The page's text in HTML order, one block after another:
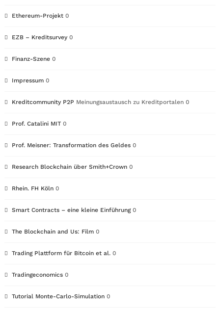
Ethereum-Projekt 0
EZB – Kreditsurvey 0
Finanz-Szene 0
Impressum 0
Kreditcommunity P2P Meinungsaustausch zu Kreditportalen 0
Prof. Catalini MIT 0
Prof. Meisner: Transformation des Geldes 0
Research Blockchain über Smith+Crown 0
Rhein. FH Köln 0
Smart Contracts – eine kleine Einführung0
The Blockchain and Us: Film 0
Trading Plattform für Bitcoin et al. 0
Tradingeconomics 0
Tutorial Monte-Carlo-Simulation 0